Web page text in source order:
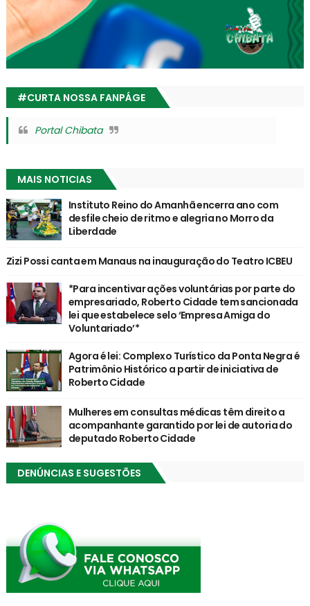
#CURTA NOSSA FANPÁGE
Portal Chibata
MAIS NOTICIAS
Instituto Reino do Amanhã encerra ano com
desfile cheio de ritmo e alegria no Morro da
Liberdade
Zizi Possi canta em Manaus na inauguração do Teatro ICBEU
*Para incentivar ações voluntárias por parte do
empresariado, Roberto Cidade tem sancionada
lei que estabelece selo ‘Empresa Amiga do
Voluntariado’*
Agora é lei: Complexo Turístico da Ponta Negra é
Patrimônio Histórico a partir de iniciativa de
Roberto Cidade
Mulheres em consultas médicas têm direito a
acompanhante garantido por lei de autoria do
deputado Roberto Cidade
DENÚNCIAS E SUGESTÕES